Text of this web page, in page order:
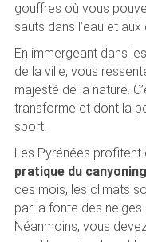
gouffres où vous
sauts dans l’eau et
En immergeant dans
de la ville, vous
majesté de la nature.
transforme et dont la
sport.
Les Pyrénées profitent
pratique du
ces mois, les climats
par la fonte des neiges
Néanmoins, vous